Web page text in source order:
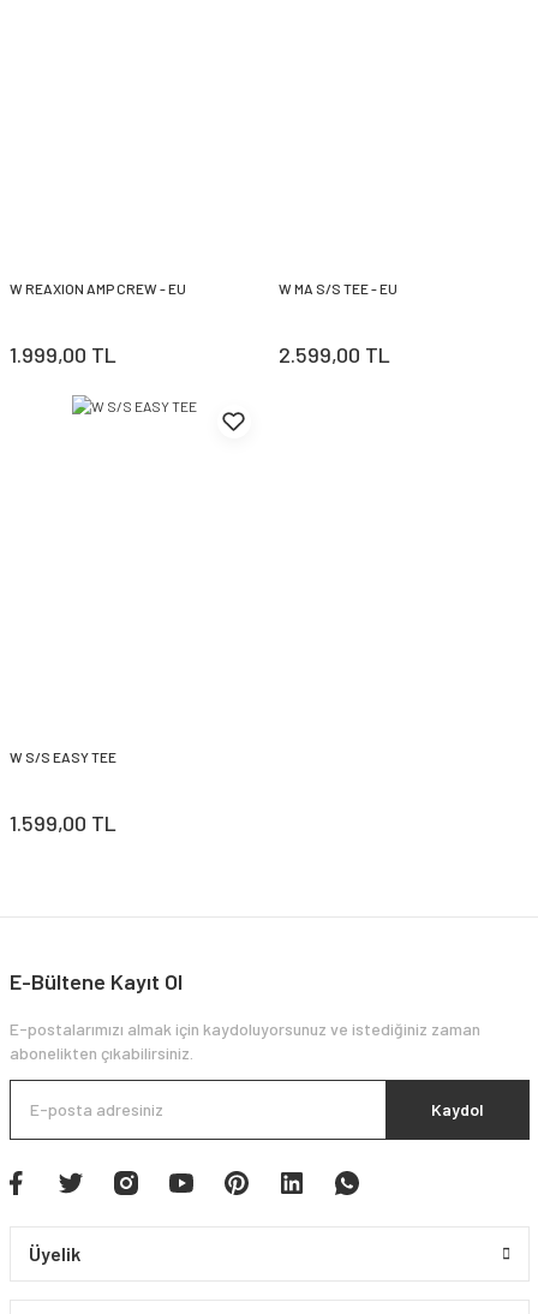
W REAXION AMP CREW - EU
1.999,00 TL
W MA S/S TEE - EU
2.599,00 TL
W S/S EASY TEE
1.599,00 TL
E-Bültene Kayıt Ol
E-postalarımızı almak için kaydoluyorsunuz ve istediğiniz zaman
abonelikten çıkabilirsiniz.
Kaydol
Üyelik